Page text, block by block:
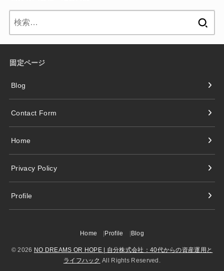
固定ページ
Blog
Contact Form
Home
Privacy Policy
Profile
Home Profile Blog
© 2026 NO DREAMS OR HOPE | 自分株式会社：40代からの資産運用と
ライフハック All Rights Reserved.